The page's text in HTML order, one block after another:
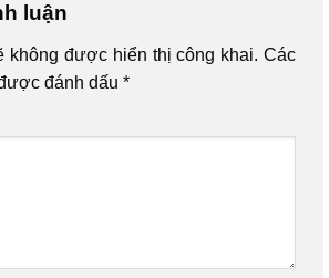
luận
không được hiển thị công khai. Các
đánh dấu *